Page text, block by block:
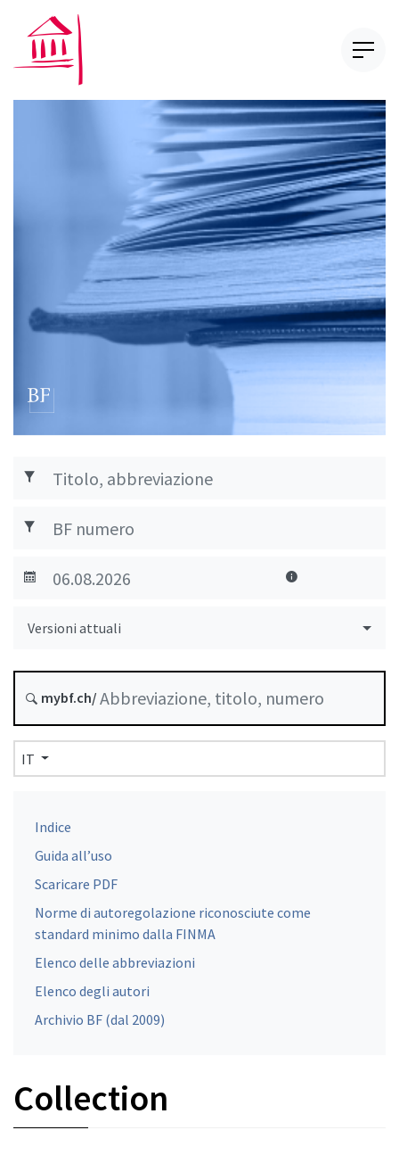
Versioni attuali
Collection
mybf.ch/
IT
Indice
Guida all’uso
Scaricare PDF
Norme di autoregolazione riconosciute come
standard minimo dalla FINMA
Elenco delle abbreviazioni
Elenco degli autori
Archivio BF (dal 2009)